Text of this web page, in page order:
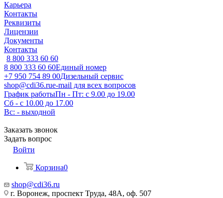
Карьера
Контакты
Реквизиты
Лицензии
Документы
Контакты
8 800 333 60 60
8 800 333 60 60Единый номер
+7 950 754 89 00Дизельный сервис
shop@cdi36.rue-mail для всех вопросов
График работыПн - Пт: с 9.00 до 19.00
Сб - с 10.00 до 17.00
Вс: - выходной
Заказать звонок
Задать вопрос
Войти
Корзина0
shop@cdi36.ru
г. Воронеж, проспект Труда, 48А, оф. 507